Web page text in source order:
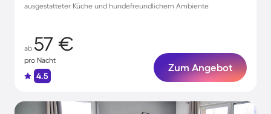
ausgestatteter Küche und hundefreundlichem Ambiente
ab 57 €
pro Nacht
4.5
Zum Angebot